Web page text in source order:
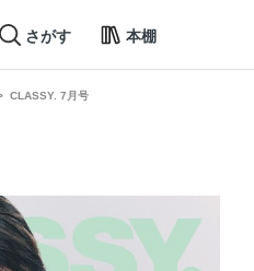
さがす 本棚
CLASSY. 7月号